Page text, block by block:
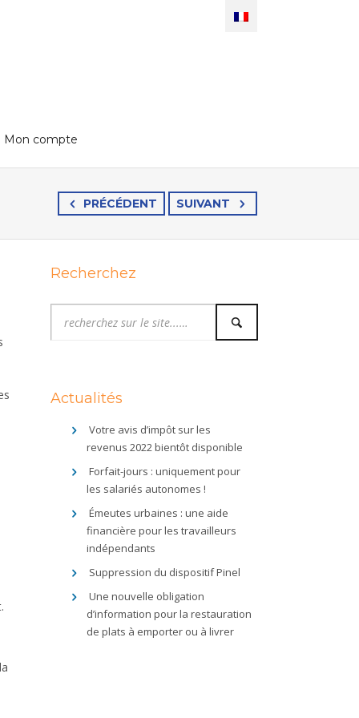
Mon compte
PRÉCÉDENT SUIVANT
Recherchez
Actualités
Votre avis d’impôt sur les
revenus 2022 bientôt disponible
Forfait-jours : uniquement pour
les salariés autonomes !
Émeutes urbaines : une aide
financière pour les travailleurs
indépendants
Suppression du dispositif Pinel
Une nouvelle obligation
d’information pour la restauration
de plats à emporter ou à livrer